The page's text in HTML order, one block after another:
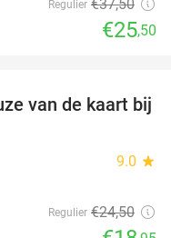
Regulier €37,50
€25,50
23%
van de kaart bij
9.0 star
Regulier €24,50